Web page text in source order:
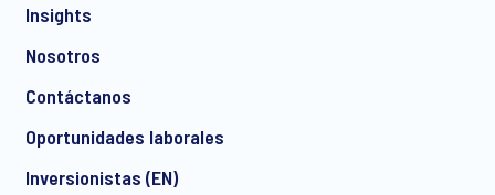
Insights
Nosotros
Contáctanos
Oportunidades laborales
Inversionistas (EN)